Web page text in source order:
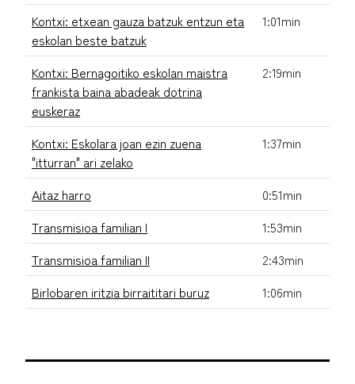
Kontxi: etxean gauza batzuk entzun eta
eskolan beste batzuk
1:01min
Kontxi: Bernagoitiko eskolan maistra
frankista baina abadeak dotrina
euskeraz
2:19min
Kontxi: Eskolara joan ezin zuena
"itturran" ari zelako
1:37min
Aitaz harro
0:51min
Transmisioa familian I
1:53min
Transmisioa familian II
2:43min
Birlobaren iritzia birraititari buruz
1:06min